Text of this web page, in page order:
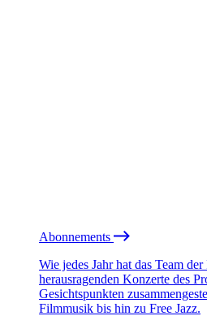
Abonnements
Wie jedes Jahr hat das Team
herausragenden Konzerte des
Gesichtspunkten
Filmmusik bis hin zu Free Jazz.